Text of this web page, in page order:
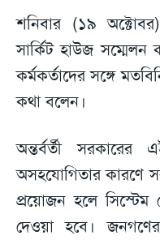
শনিবার (১৯
সার্কিট হাউজ সম্মেলন
কর্মকর্তাদের সঙ্গে
কথা বলেন।
অন্তর্বর্তী সরকারের
অসহযোগিতার কারণে
প্রয়োজন হলে
দেওয়া হবে।